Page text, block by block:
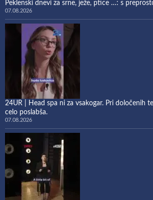
Peklenski dnevi za srne, ježe, ptice …: s
07.08.2026
24UR | Head spa ni za vsakogar. Pri določenih
celo poslabša.
07.08.2026